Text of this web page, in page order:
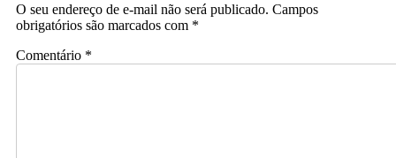
O seu endereço de e-mail não será publicado. Campos
obrigatórios são marcados com *
Comentário *